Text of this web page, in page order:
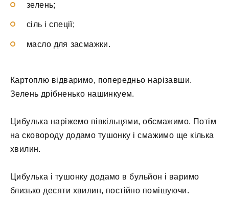
зелень;
сіль і спеції;
масло для засмажки.
Картоплю відваримо, попередньо нарізавши.
Зелень дрібненько нашинкуем.
Цибулька наріжемо півкільцями, обсмажимо. Потім
на сковороду додамо тушонку і смажимо ще кілька
хвилин.
Цибулька і тушонку додамо в бульйон і варимо
близько десяти хвилин, постійно помішуючи.